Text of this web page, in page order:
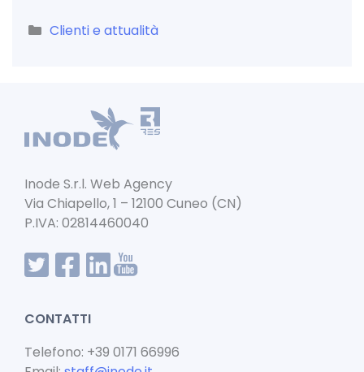
Categorie
Clienti e attualità
Inode S.r.l. Web Agency
Via Chiapello, 1 – 12100 Cuneo (CN)
P.IVA: 02814460040
CONTATTI
Telefono: +39 0171 66996